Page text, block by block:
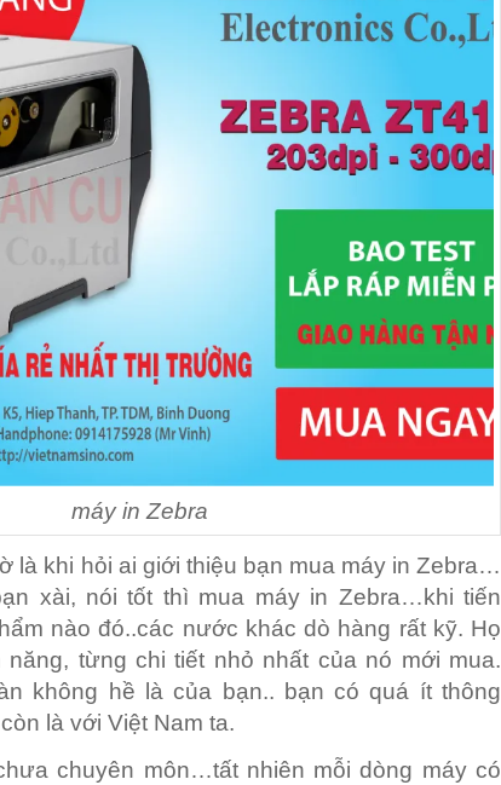
máy in Zebra
là khi hỏi ai giới thiệu bạn mua máy in Zebra…
xài, nói tốt thì mua máy in Zebra…khi tiến
nào đó..các nước khác dò hàng rất kỹ. Họ
từng chi tiết nhỏ nhất của nó mới mua.
không hề là của bạn.. bạn có quá ít thông
là với Việt Nam ta.
chuyên môn…tất nhiên mỗi dòng máy có